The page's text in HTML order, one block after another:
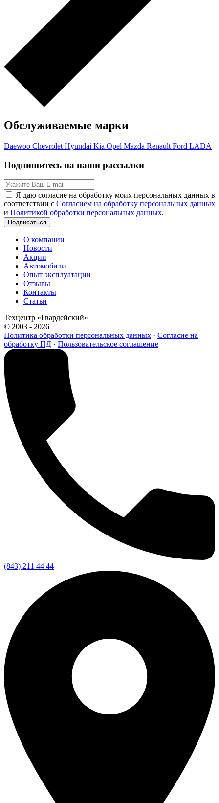
Обслуживаемые марки
Daewoo Chevrolet Hyundai Kia Opel Mazda Renault Ford LADA
Подпишитесь на наши рассылки
Я даю согласие на обработку моих персональных данных в
соответствии с Согласием на обработку персональных данных
и Политикой обработки персональных данных.
Подписаться
О компании
Новости
Акции
Автомобили
Опыт эксплуатации
Отзывы
Контакты
Статьи
Техцентр «Гвардейский»
© 2003 - 2026
Политика обработки персональных данных · Согласие на
обработку ПД · Пользовательское соглашение
(843) 211 44 44